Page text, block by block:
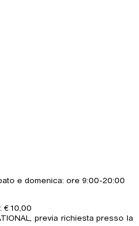
e domenica: ore 9:00-20:00
€ 10,00
previa richiesta presso la